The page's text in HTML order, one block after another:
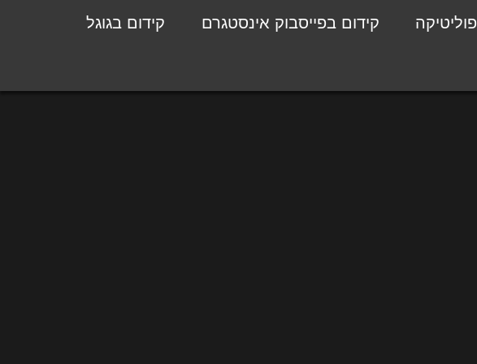
פוליטיקה קידום בפייסבוק אינסטגרם קידום בגוגל